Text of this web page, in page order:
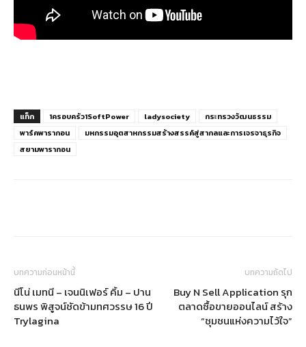
แท็ก 1ครอบครัว1SoftPower ladysociety
กระทรวงวัฒนธรรม
พาร์คพารากอน
มหกรรมอุตสาหกรรมสร้างสรรค์สู่สากลและการเจรจาธุรกิจ
สยามพารากอน
บทความก่อนหน้านี้
นีโน่ เมทนี – เจนนิเฟอร์ คิ้ม – ปาน
ธนพร พิสูจน์ชัดข้ามทศวรรษ 16 ปี
Trylagina
บทความถัดไป
Buy N Sell Application รุก
ตลาดซื้อขายออนไลน์ สร้าง
“ชุมชนแห่งความไว้ใจ”